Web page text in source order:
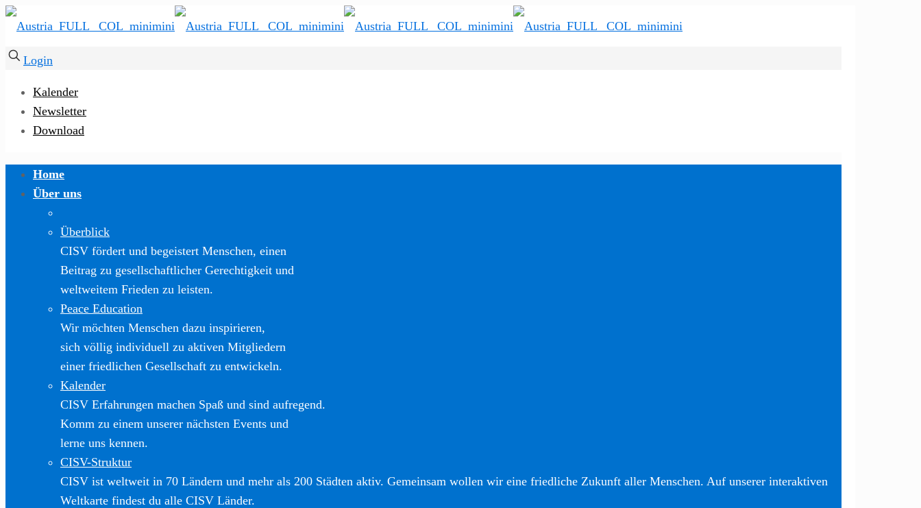
Login
Kalender
Newsletter
Download
Home
Über uns
Überblick
CISV fördert und begeistert Menschen, einen
Beitrag zu gesellschaftlicher Gerechtigkeit und
weltweitem Frieden zu leisten.
Peace Education
Wir möchten Menschen dazu inspirieren,
sich völlig individuell zu aktiven Mitgliedern
einer friedlichen Gesellschaft zu entwickeln.
Kalender
CISV Erfahrungen machen Spaß und sind aufregend.
Komm zu einem unserer nächsten Events und
lerne uns kennen.
CISV-Struktur
CISV ist weltweit in 70 Ländern und mehr als 200 Städten aktiv. Gemeinsam wollen wir eine friedliche Zukunft aller Menschen. Auf unserer interaktiven
Weltkarte findest du alle CISV Länder.